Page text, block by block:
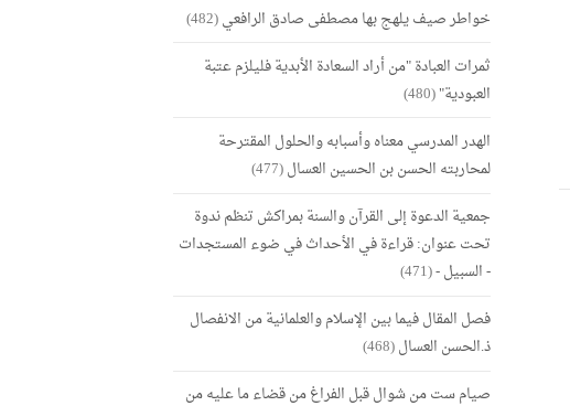
خواطر صيف يلهج بها مصطفى صادق الرافعي(482)
ثمرات العبادة "من أراد السعادة الأبدية فليلزم عتبة
العبودية"(480)
الهدر المدرسي معناه وأسبابه والحلول المقترحة
لمحاربته الحسن بن الحسين العسال(477)
جمعية الدعوة إلى القرآن والسنة بمراكش تنظم ندوة
تحت عنوان: قراءة في الأحداث في ضوء المستجدات
- السبيل -(471)
فصل المقال فيما بين الإسلام والعلمانية من الانفصال
ذ.الحسن العسال(468)
صيام ست من شوال قبل الفراغ من قضاء ما عليه من